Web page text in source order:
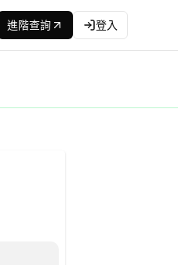
進階查詢 登入
公共工程委員會） | 更新時